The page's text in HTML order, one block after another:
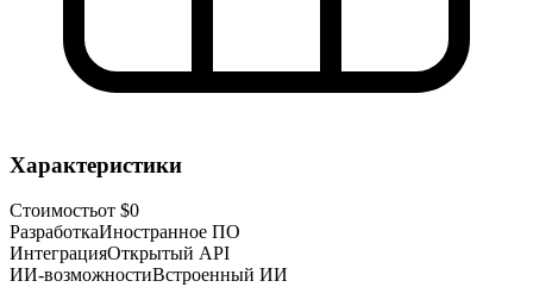
Характеристики
Стоимостьот $0
РазработкаИностранное ПО
ИнтеграцияОткрытый API
ИИ-возможностиВстроенный ИИ